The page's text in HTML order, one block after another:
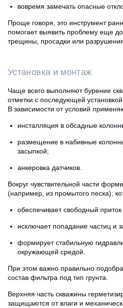
вовремя замечать опасные
Проще говоря, это инструмент
помогает выявить проблему еще до
трещины, просадки или
Установка и
Чаще всего выполняют бурение
отметки с последующей
В зависимости от условий
инсталляция в обсадные
размещение в набивные
засыпкой;
анкеровка датчиков.
Вокруг чувствительной части
(например, из промытого песка),
обеспечивает свободный
исключает попадание частиц и
формирует стабильную
окружающей средой.
При этом важно правильно
состав фильтра под тип грунта.
Верхняя часть скважины
защищаются от влаги и